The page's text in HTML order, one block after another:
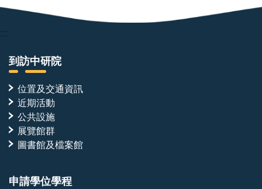
:::
到訪中研院
位置及交通資訊
近期活動
公共設施
展覽館群
圖書館及檔案館
申請學位學程